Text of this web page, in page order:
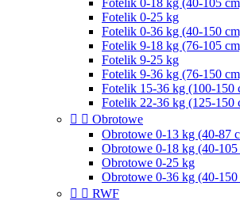
Fotelik 0-18 kg (40-105
Fotelik 0-25 kg
Fotelik 0-36 kg (40-150
Fotelik 9-18 kg (76-105
Fotelik 9-25 kg
Fotelik 9-36 kg (76-150
Fotelik 15-36 kg (100-150
Fotelik 22-36 kg (125-150
  Obrotowe
Obrotowe 0-13 kg (40-87
Obrotowe 0-18 kg (40-105
Obrotowe 0-25 kg
Obrotowe 0-36 kg (40-150
  RWF